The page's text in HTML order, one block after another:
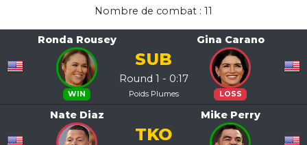
Nombre de combat : 11
Ronda Rousey
WIN
Gina Carano
LOSS
SUB
Round 1 - 0:17
Poids Plumes
Nate Diaz Mike Perry
TKO